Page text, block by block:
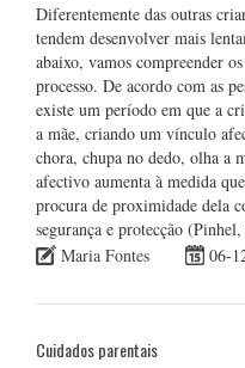
Diferentemente das outras
tendem desenvolver mais
abaixo, vamos compreender
processo. De acordo com as
existe um período em que a
a mãe, criando um vínculo
chora, chupa no dedo, olha a
afectivo aumenta à medida
procura de proximidade dela
segurança e protecção
Maria Fontes
06-
Cuidados parentais